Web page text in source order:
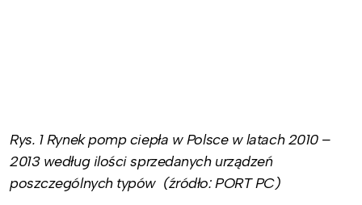
Rys. 1 Rynek pomp ciepła w Polsce w latach 2010 –
2013 według ilości sprzedanych urządzeń
poszczególnych typów (źródło: PORT PC)